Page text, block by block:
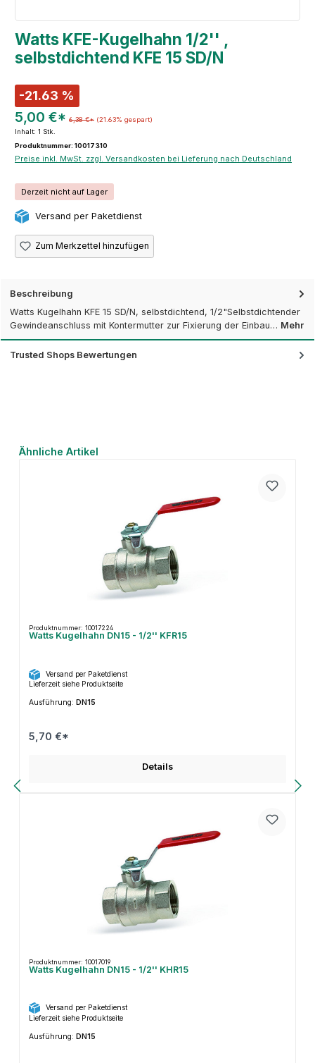
Watts KFE-Kugelhahn 1/2'' ,
selbstdichtend KFE 15 SD/N
-21.63 %
5,00 €* 6,38 €* (21.63% gespart)
Inhalt: 1 Stk.
Produktnummer: 10017310
Preise inkl. MwSt. zzgl. Versandkosten bei Lieferung nach Deutschland
Derzeit nicht auf Lager
Versand per Paketdienst
Zum Merkzettel hinzufügen
Beschreibung
Watts Kugelhahn KFE 15 SD/N, selbstdichtend, 1/2"Selbstdichtender
Gewindeanschluss mit Kontermutter zur Fixierung der Einbau… Mehr
Trusted Shops Bewertungen
Produktgalerie überspringen
Ähnliche Artikel
Produktnummer: 10017224
Watts Kugelhahn DN15 - 1/2'' KFR15
Versand per Paketdienst
Lieferzeit siehe Produktseite
Ausführung: DN15
5,70 €*
Details
Produktnummer: 10017019
Watts Kugelhahn DN15 - 1/2'' KHR15
Versand per Paketdienst
Lieferzeit siehe Produktseite
Ausführung: DN15